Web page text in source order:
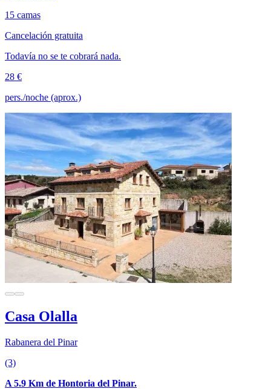
15 camas
Cancelación gratuita
Todavía no se te cobrará nada.
28 €
pers./noche (aprox.)
Casa Olalla
Rabanera del Pinar
(3)
A 5.9 Km de Hontoria del Pinar.